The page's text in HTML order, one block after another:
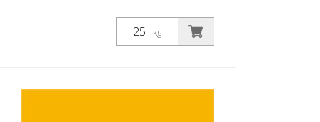
Dwuskładnikowa farba do znakowania
dróg STRAMAT 2-K-TM/56 EP jest
dodatkowo modyfikowana epoksydami,
szczególnie popularny do stosowania na
kg